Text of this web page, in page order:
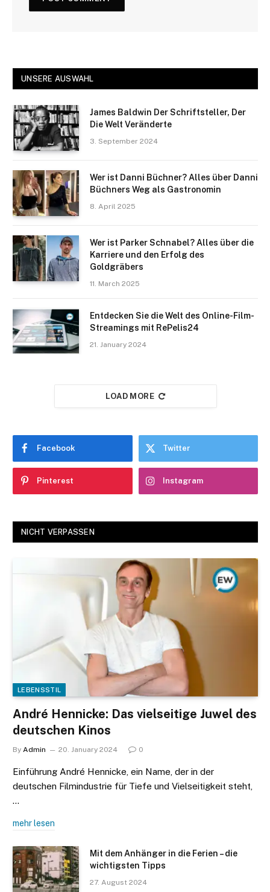
UNSERE AUSWAHL
James Baldwin Der Schriftsteller, Der
Die Welt Veränderte
3. September 2024
Wer ist Danni Büchner? Alles über Danni
Büchners Weg als Gastronomin
8. April 2025
Wer ist Parker Schnabel? Alles über die
Karriere und den Erfolg des
Goldgräbers
11. March 2025
Entdecken Sie die Welt des Online-Film-
Streamings mit RePelis24
21. January 2024
LOAD MORE
Facebook Twitter
Pinterest Instagram
NICHT VERPASSEN
LEBENSSTIL
André Hennicke: Das vielseitige Juwel des
deutschen Kinos
By Admin 20. January 2024 0
Einführung André Hennicke, ein Name, der in der
deutschen Filmindustrie für Tiefe und Vielseitigkeit steht,
…
mehr lesen
Mit dem Anhänger in die Ferien – die
wichtigsten Tipps
27. August 2024